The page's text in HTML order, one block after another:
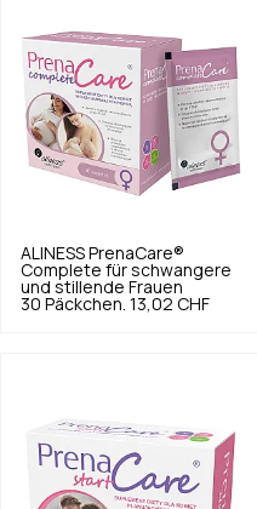
ALINESS PrenaCare®
Complete für schwangere
und stillende Frauen
30 Päckchen. 13,02 CHF